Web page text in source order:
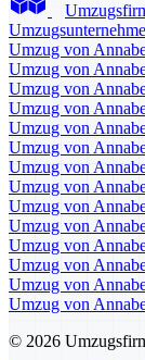
Umzug von
Umzug von
Umzug von
Umzug von
Umzug von
Umzug von
Umzug von
Umzug von
Umzug von
Umzug von
Umzug von
Umzug von
Umzug von
Umzug von
© 2026